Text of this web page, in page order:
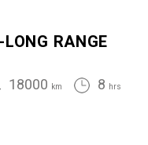
RANGE
18000 km 8 hrs